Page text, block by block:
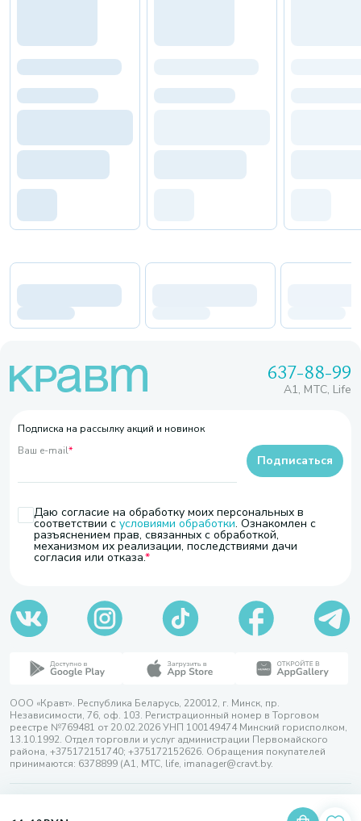
637-88-99
A1, МТС, Life
Подписка на рассылку акций и новинок
Ваш e-mail*
Даю согласие на обработку моих персональных в
соответствии с условиями обработки. Ознакомлен с
разъяснением прав, связанных с обработкой,
механизмом их реализации, последствиями дачи
согласия или отказа.
Подписаться
ООО «Кравт». Республика Беларусь, 220012, г. Минск, пр.
Независимости, 76, оф. 103. Регистрационный номер в Торговом
реестре №769481 от 20.02.2026 УНП 100149474 Минский горисполком,
13.10.1992. Отдел торговли и услуг администрации Первомайского
района, +375172151740; +375172152626. Обращения покупателей
принимаются: 6378899 (А1, МТС, life, imanager@cravt.by.